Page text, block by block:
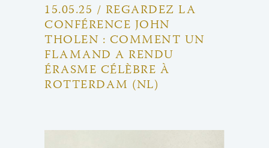
15.05.25 / REGARDEZ LA
CONFÉRENCE JOHN
THOLEN : COMMENT UN
FLAMAND A RENDU
ÉRASME CÉLÈBRE À
ROTTERDAM (NL)